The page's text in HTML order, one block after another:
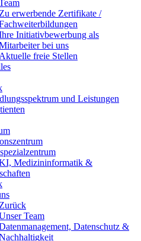
Zu erwerbende Zertifikate /
Initiativbewerbung als
bei uns
Aktuelle freie Stellen
und Leistungen
Medizininformatik &
Zurück
Team
Datenschutz &